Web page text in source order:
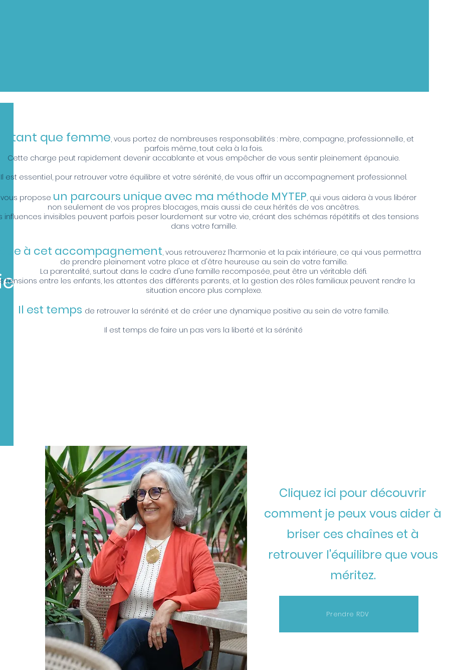
En tant que femme, vous portez de nombreuses responsabilités : mère, compagne, professionnelle, et
parfois même, tout cela à la fois.
Cette charge peut rapidement devenir accablante et vous empêcher de vous sentir pleinement épanouie.
Il est essentiel, pour retrouver votre équilibre et votre sérénité, de vous offrir un accompagnement professionnel.
propose un parcours unique avec ma méthode MYTEP, qui vous aidera à vous libérer
non seulement de vos propres blocages, mais aussi de ceux hérités de vos ancêtres.
influences invisibles peuvent parfois peser lourdement sur votre vie, créant des schémas répétitifs et des tensions
dans votre famille.
à cet accompagnement, vous retrouverez l’harmonie et la paix intérieure, ce qui vous permettra
de prendre pleinement votre place et d'être heureuse au sein de votre famille.
La parentalité, surtout dans le cadre d'une famille recomposée, peut être un véritable défi.
tensions entre les enfants, les attentes des différents parents, et la gestion des rôles familiaux peuvent rendre la
situation encore plus complexe.
Il est temps de retrouver la sérénité et de créer une dynamique positive au sein de votre famille.
Il est temps de faire un pas vers la liberté et la sérénité
Cliquez ici pour découvrir
comment je peux vous aider à
briser ces chaînes et à
retrouver l'équilibre que vous
méritez.
Prendre RDV